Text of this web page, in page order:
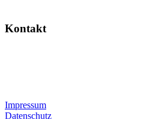
Kontakt
Impressum
Datenschutz